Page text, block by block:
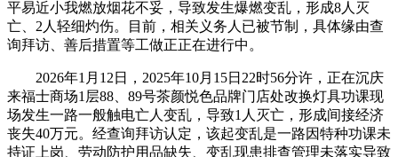
平易近小我燃放烟花不妥，导致发生爆燃变乱，形成8人灭
亡、2人轻细灼伤。目前，相关义务人已被节制，具体缘由查
询拜访、善后措置等工做正正在进行中。
2026年1月12日，2025年10月15日22时56分许，正在沉庆
来福士商场1层88、89号茶颜悦色品牌门店处改换灯具功课现
场发生一路一般触电亡人变乱，导致1人灭亡，形成间接经济
丧失40万元。经查询拜访认定，该起变乱是一路因特种功课未
持证上岗、劳动防护用品缺失、变乱现患排查管理未落实导致